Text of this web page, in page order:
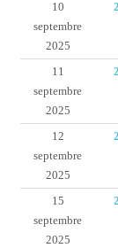
10
septembre
2025
11
septembre
2025
12
septembre
2025
15
septembre
2025